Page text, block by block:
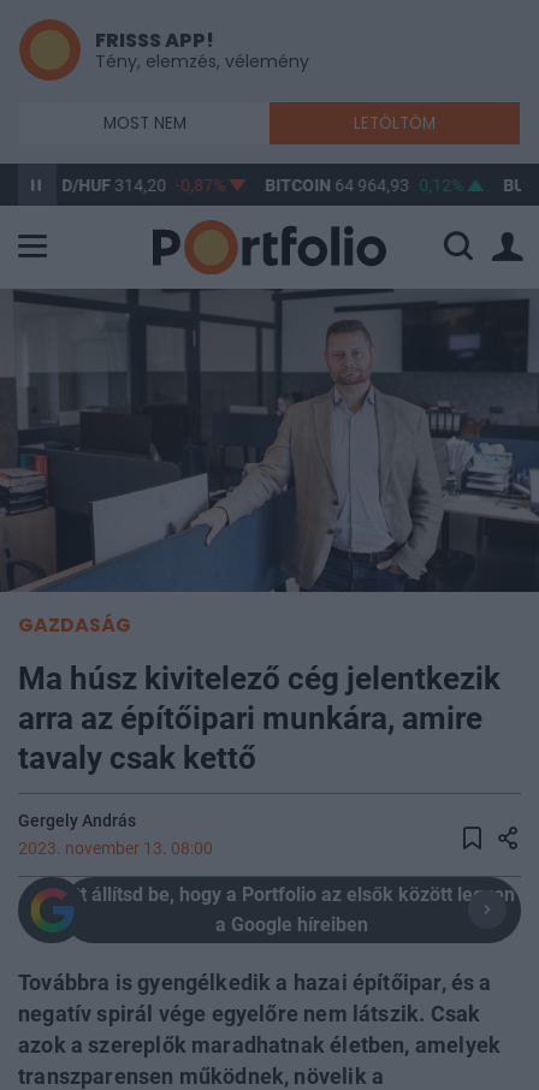
FRISSS APP!
Tény, elemzés, vélemény
MOST NEM LETÖLTÖM
HUF314,20 -0,87% BITCOIN64 964,93 0,12% BUX 148
GAZDASÁG
Ma húsz kivitelező cég jelentkezik
arra az építőipari munkára, amire
tavaly csak kettő
Gergely András
2023. november 13. 08:00
Itt állítsd be, hogy a Portfolio az elsők között legyen
a Google híreiben
Továbbra is gyengélkedik a hazai építőipar, és a
negatív spirál vége egyelőre nem látszik. Csak
azok a szereplők maradhatnak életben, amelyek
transzparensen működnek, növelik a